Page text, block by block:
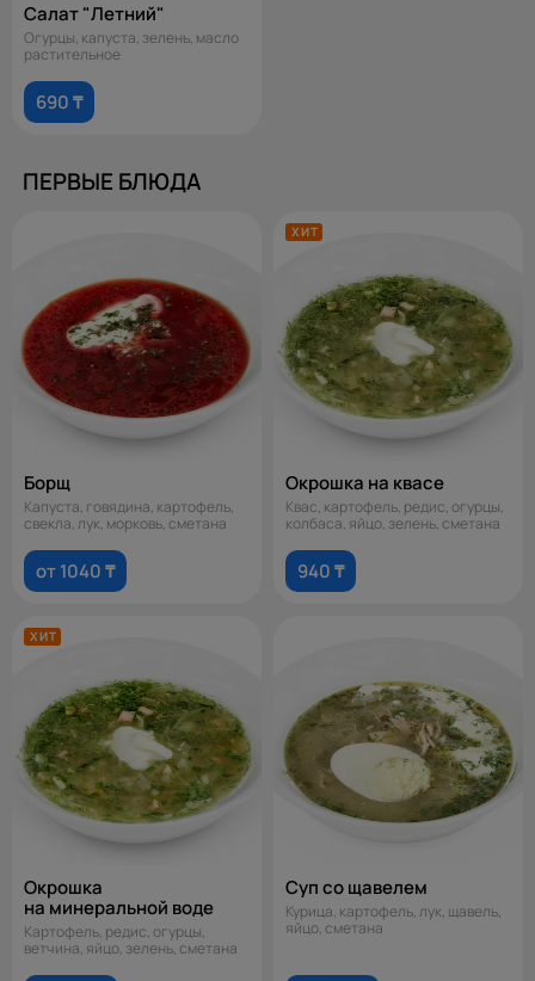
Салат "Летний"
Огурцы, капуста, зелень, масло
растительное
690 ₸
ПЕРВЫЕ БЛЮДА
Борщ
Капуста, говядина, картофель,
свекла, лук, морковь, сметана
от 1040 ₸
ХИТ
Окрошка на квасе
Квас, картофель, редис, огурцы,
колбаса, яйцо, зелень, сметана
940 ₸
ХИТ
Окрошка
на минеральной воде
Картофель, редис, огурцы,
ветчина, яйцо, зелень, сметана
Суп со щавелем
Курица, картофель, лук, щавель,
яйцо, сметана